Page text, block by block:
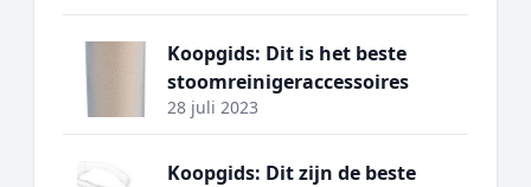
Koopgids: Dit is het beste
stoomreinigeraccessoires
28 juli 2023
Koopgids: Dit zijn de beste